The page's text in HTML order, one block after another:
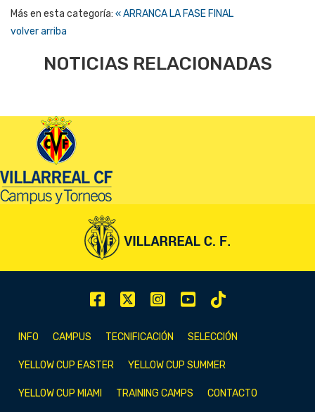
Más en esta categoría: « ARRANCA LA FASE FINAL
volver arriba
NOTICIAS RELACIONADAS
INFO CAMPUS TECNIFICACIÓN SELECCIÓN
YELLOW CUP EASTER YELLOW CUP SUMMER
YELLOW CUP MIAMI TRAINING CAMPS CONTACTO